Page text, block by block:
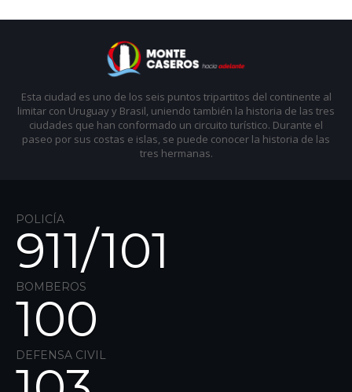
Esta ciudad es uno de los seis puntos tripartitos del continente al
limitar con Uruguay y Brasil, uniendo también la historia de las tres
ciudades que han conformado un circuito turístico. Durante el
paseo por sus costas e islas, se puede conocer la historia de las
tres hermanas.
POLICÍA
911/101
BOMBEROS
100
DEFENSA CIVIL